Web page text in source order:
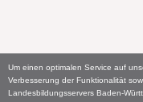
Um einen optimalen Service auf
Verbesserung der Funktionalität
Landesbildungsservers Baden-